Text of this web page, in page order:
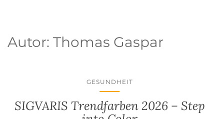
Autor: Thomas Gaspar
GESUNDHEIT
SIGVARIS Trendfarben 2026 – Step